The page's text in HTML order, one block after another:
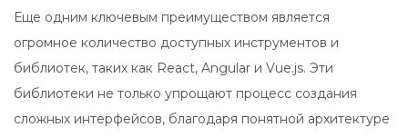
Еще одним ключевым преимуществом является
огромное количество доступных инструментов и
библиотек, таких как React, Angular и Vue.js. Эти
библиотеки не только упрощают процесс создания
сложных интерфейсов, благодаря понятной архитектуре